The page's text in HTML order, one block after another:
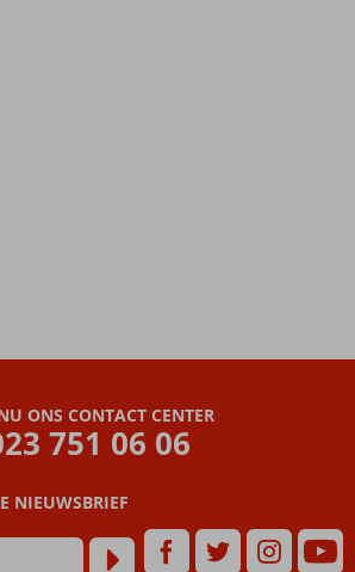
ONS CONTACT CENTER
751 06 06
NIEUWSBRIEF